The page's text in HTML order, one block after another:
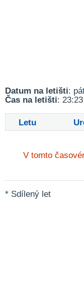
Datum na letišti:
Čas na letišti:
Letu
V tomto
* Sdílený let